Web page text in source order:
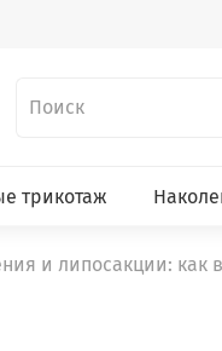
трикотаж
и липосакции: